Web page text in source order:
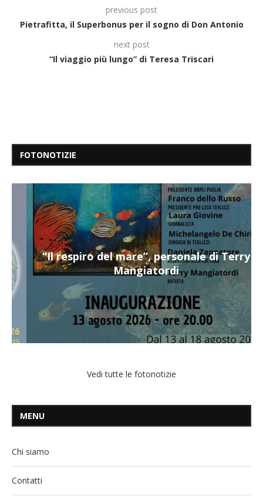
previous post
Pietrafitta, il Superbonus per il sogno di Don Antonio
next post
“Il viaggio più lungo” di Teresa Triscari
FOTONOTIZIE
“Il respiro del mare”, personale di Terry
Mangiatordi
Vedi tutte le fotonotizie
MENU
Chi siamo
Contatti